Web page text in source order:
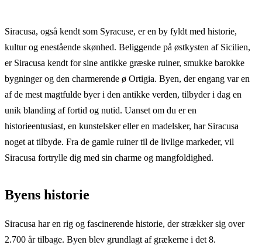
Siracusa, også kendt som Syracuse, er en by fyldt med historie,
kultur og enestående skønhed. Beliggende på østkysten af Sicilien,
er Siracusa kendt for sine antikke græske ruiner, smukke barokke
bygninger og den charmerende ø Ortigia. Byen, der engang var en
af de mest magtfulde byer i den antikke verden, tilbyder i dag en
unik blanding af fortid og nutid. Uanset om du er en
historieentusiast, en kunstelsker eller en madelsker, har Siracusa
noget at tilbyde. Fra de gamle ruiner til de livlige markeder, vil
Siracusa fortrylle dig med sin charme og mangfoldighed.
Byens historie
Siracusa har en rig og fascinerende historie, der strækker sig over
2.700 år tilbage. Byen blev grundlagt af grækerne i det 8.